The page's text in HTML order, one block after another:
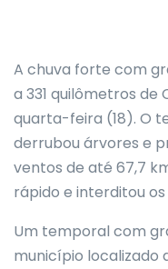
A chuva forte com
a 331 quilômetros
quarta-feira (18). O
derrubou árvores e
ventos de até 67,7
rápido e interditou
Um temporal com
município localizado